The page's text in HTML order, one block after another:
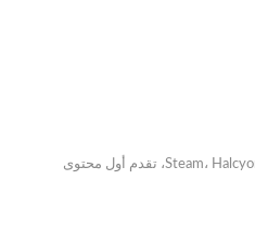
تم تحديث هذه المقالة في 14 فبراير 2026، مع تفاصيل إضافية. نُشرت لأول مرة في 13 فبراير 2026. لعبة محاكاة الزراعة الحصرية على Steam، Halcyon Days at Taoyuan، تقدم أول محتوى